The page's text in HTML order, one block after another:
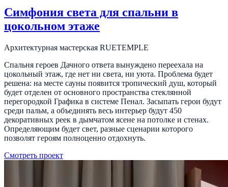
Симфония света для спальни в
цокольном этаже
Архитектурная мастерская RUETEMPLE
Спальня героев Дачного ответа вынуждено переехала на
цокольный этаж, где нет ни света, ни уюта. Проблема будет
решена: на месте сауны появится тропический душ, который
будет отделен от основного пространства стеклянной
перегородкой Графика в системе Пенал. Засыпать герои будут
среди пальм, а объединять весь интерьер будут 450
декоративных реек в дымчатом ясене на потолке и стенах.
Определяющим будет свет, разные сценарии которого
позволят героям полноценно отдохнуть.
Смотреть проект